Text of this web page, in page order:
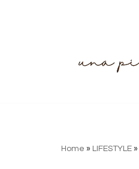
Home » LIFESTYLE »